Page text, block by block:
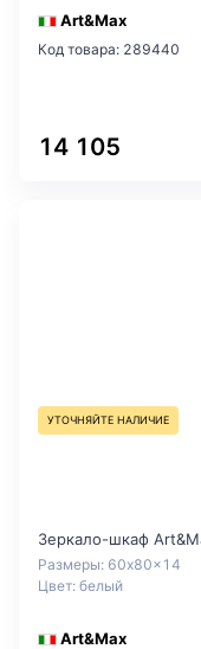
Art&Max
Код товара: 289440
14 105
УТОЧНЯЙТЕ НАЛИЧИЕ
Зеркало-шкаф
Размеры: 60x80x14
Цвет: белый
Art&Max